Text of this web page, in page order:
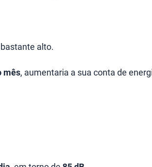
alto.
mês, aumentaria a sua conta de